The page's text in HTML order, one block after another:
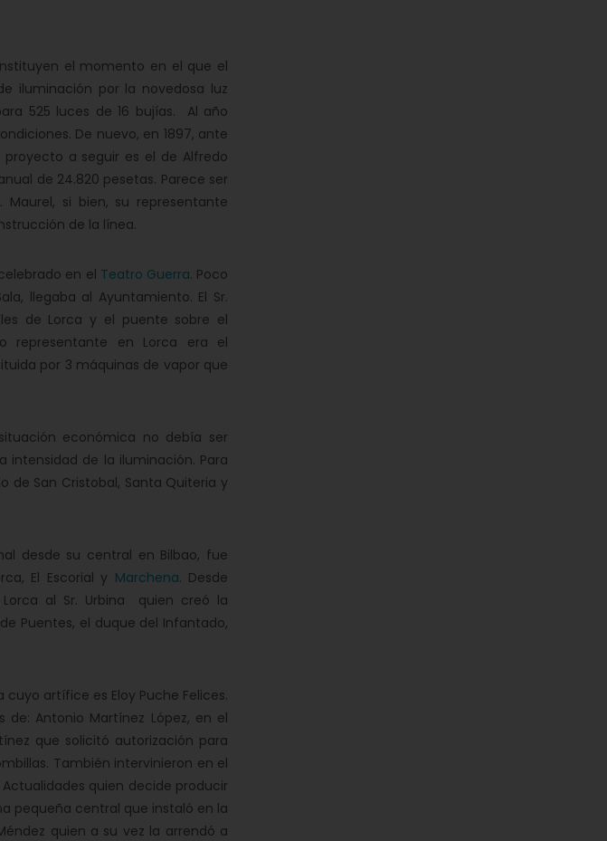
el momento en el que el
iluminación por la novedosa luz
525 luces de 16 bujías. Al año
De nuevo, en 1897, ante
a seguir es el de Alfredo
de 24.820 pesetas. Parece ser
si bien, su representante
de la línea.
en el Teatro Guerra. Poco
llegaba al Ayuntamiento. El Sr.
de Lorca y el puente sobre el
representante en Lorca era el
por 3 máquinas de vapor que
económica no debía ser
de la iluminación. Para
de San Cristobal, Santa Quiteria y
desde su central en Bilbao, fue
El Escorial y Marchena. Desde
al Sr. Urbina quien creó la
Puentes, el duque del Infantado,
artífice es Eloy Puche Felices.
Antonio Martínez López, en el
que solicitó autorización para
También intervinieron en el
quien decide producir
pequeña central que instaló en la
quien a su vez la arrendó a